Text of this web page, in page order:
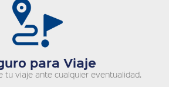
para Viaje
tu viaje ante cualquier eventualidad.